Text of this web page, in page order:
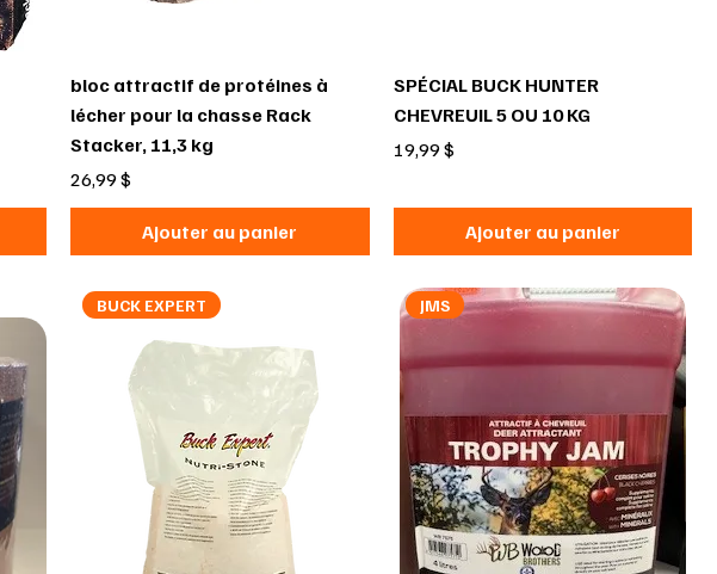
bloc attractif de protéines à
lécher pour la chasse Rack
Stacker, 11,3 kg
Prix
26,99 $
Ajouter au panier
SPÉCIAL BUCK HUNTER
CHEVREUIL 5 OU 10 KG
Prix
19,99 $
Ajouter au panier
BUCK EXPERT JMS